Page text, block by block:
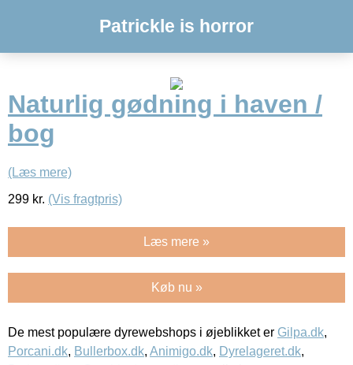
Patrickle is horror
Naturlig gødning i haven /
bog
(Læs mere)
299 kr. (Vis fragtpris)
Læs mere »
Køb nu »
De mest populære dyrewebshops i øjeblikket er Gilpa.dk,
Porcani.dk, Bullerbox.dk, Animigo.dk, Dyrelageret.dk,